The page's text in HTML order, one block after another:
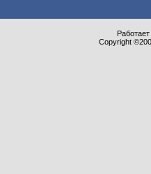
Copyright